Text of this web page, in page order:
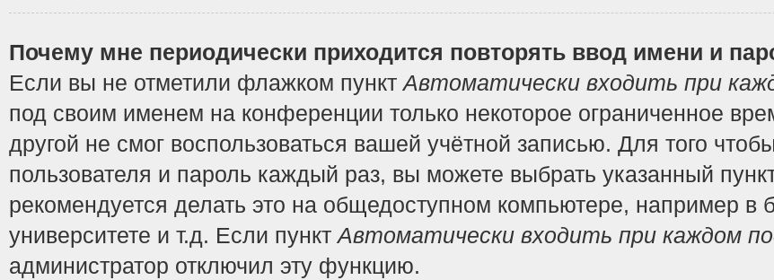
Почему мне периодически приходится повторять ввод имени и
Если вы не отметили флажком пунктАвтоматически входить при
под своим именем на конференции только некоторое ограниченное
другой не смог воспользоваться вашей учётной записью. Для того
пользователя и пароль каждый раз, вы можете выбрать указанный
рекомендуется делать это на общедоступном компьютере, например в
университете и т.д. Если пунктАвтоматически входить при каждом
администратор отключил эту функцию.